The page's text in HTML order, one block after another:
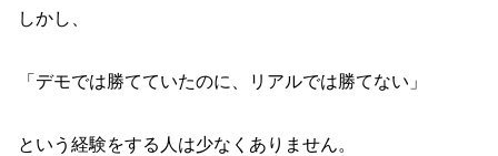
しかし、
「デモでは勝てていたのに、リアルでは勝てない」
という経験をする人は少なくありません。